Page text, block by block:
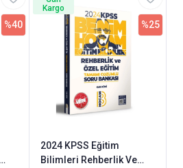
%40
2024 KPSS Eğitim
Bilimleri Rehberlik Ve
%25
Kargo